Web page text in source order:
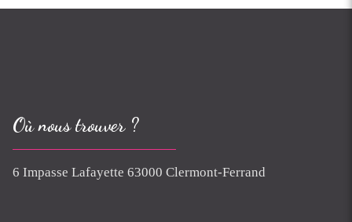
Où nous trouver ?
6 Impasse Lafayette 63000 Clermont-Ferrand